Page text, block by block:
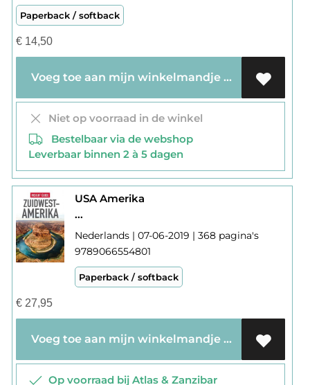
Paperback / softback
€14,50
Voeg toe aan mijn winkelmandje
Niet op voorraad in de winkel
Bestelbaar via de webshop
Leverbaar binnen 2 à 5 dagen
USA Amerika
...
Nederlands | 07-06-2019 | 368 pagina's
9789066554801
Paperback / softback
€27,95
Voeg toe aan mijn winkelmandje
Op voorraad bij Atlas & Zanzibar